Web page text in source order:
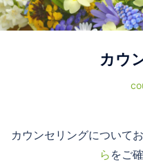
カウ
カウンセリングについて
ら をご